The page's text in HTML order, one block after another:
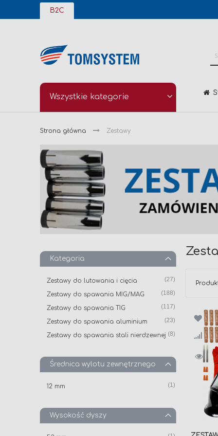
Przejdź
treści
B2C
Wszystkie kategorie
Strona główna Zestawy
Kategoria
Zestawy do lutowania i cięcia 27produkt
Zestawy do spawania MIG/MAG 188produkt
Zestawy do spawania TIG 117produkt
Zestawy do spawania aluminium 23produkt
Zestawy do spawania stali nierdzewnej 8produkt
Pozostałe zestawy spawalnicze 101 produkt
Średnica wylotu zewnętrznego
12 mm 1produkt
Wysokość dyszy